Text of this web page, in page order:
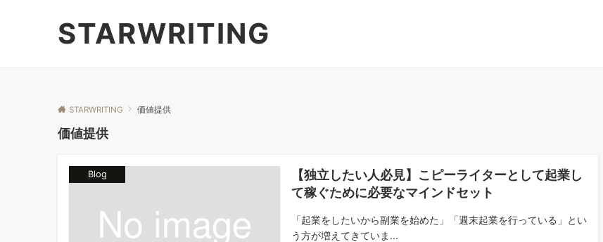
STARWRITING
STARWRITING 価値提供
価値提供
Blog
【独立したい人必見】こピーライターとして起業し
て稼ぐために必要なマインドセット
「起業をしたいから副業を始めた」「週末起業を行っている」とい
う方が増えてきていま...